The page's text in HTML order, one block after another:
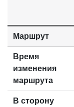
Маршрут
Время
изменения
маршрута
В сторону